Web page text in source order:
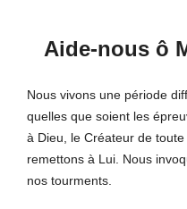
Aide-nous ô
Nous vivons une période
quelles que soient les
à Dieu, le Créateur de
remettons à Lui. Nous
nos tourments.